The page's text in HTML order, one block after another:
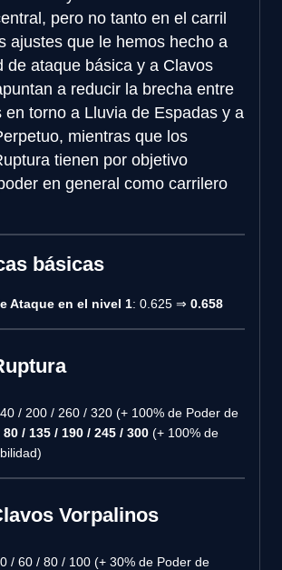
pero no tanto en el carril
ajustes que le hemos hecho a
de ataque básica y a Clavos
a reducir la brecha entre
en torno a Lluvia de Espadas y a
mientras que los
tienen por objetivo
en general como carrilero
básicas
Ataque en el nivel 1: 0.625 ⇒ 0.658
/ 200 / 260 / 320 (+ 100% de Poder de
80 / 135 / 190 / 245 / 300 (+ 100% de
Vorpalinos
/ 60 / 80 / 100 (+ 30% de Poder de